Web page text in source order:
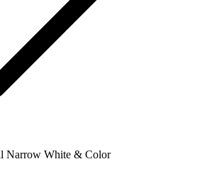
Narrow White & Color